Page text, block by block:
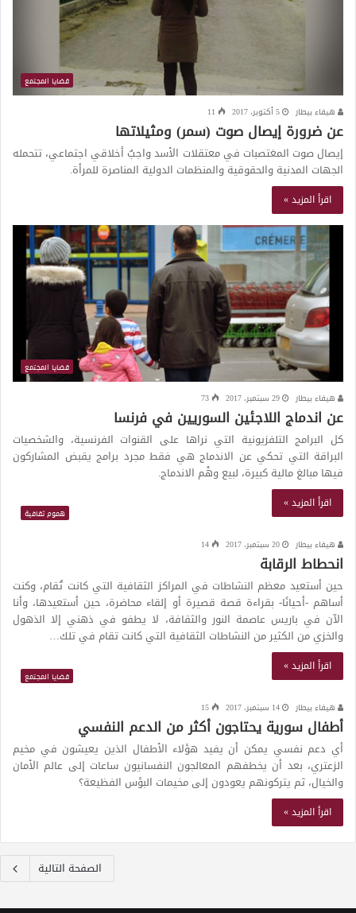
قضايا المجتمع
هيفاء بيطار 5 أكتوبر، 2017 11
عن ضرورة إيصال صوت (سمر) ومثيلاتها
إيصال صوت المغتصبات في معتقلات الأسد واجبٌ أخلاقي اجتماعي، تتحمله
الجهات المدنية والحقوقية والمنظمات الدولية المناصرة للمرأة.
اقرأ المزيد »
قضايا المجتمع
هيفاء بيطار 29 سبتمبر، 2017 73
عن اندماج اللاجئين السوريين في فرنسا
كل البرامج التلفزيونية التي نراها على القنوات الفرنسية، والشخصيات
البراقة التي تحكي عن الاندماج هي فقط مجرد برامج يقبض المشاركون
فيها مبالغ مالية كبيرة، لبيع وهْم الاندماج.
اقرأ المزيد »
هموم ثقافية
هيفاء بيطار 20 سبتمبر، 2017 14
انحطاط الرقابة
حين أستعيد معظم النشاطات في المراكز الثقافية التي كانت تُقام، وكنت
أساهم -أحيانًا- بقراءة قصة قصيرة أو إلقاء محاضرة، حين أستعيدها، وأنا
الآن في باريس عاصمة النور والثقافة، لا يطفو في ذهني إلا الذهول
والخزي من الكثير من النشاطات الثقافية التي كانت تقام في تلك…
اقرأ المزيد »
قضايا المجتمع
هيفاء بيطار 14 سبتمبر، 2017 15
أطفال سورية يحتاجون أكثر من الدعم النفسي
أي دعم نفسي يمكن أن يفيد هؤلاء الأطفال الذين يعيشون في مخيم
الزعتري، بعد أن يخطفهم المعالجون النفسانيون ساعات إلى عالم الأمان
والخيال، ثم يتركونهم يعودون إلى مخيمات البؤس الفظيعة؟
اقرأ المزيد »
الصفحة التالية